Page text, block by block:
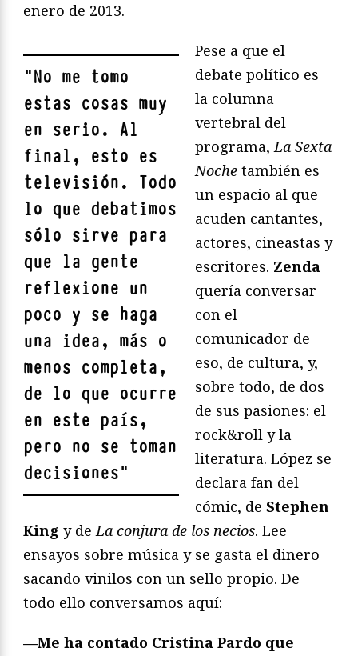
enero de 2013.
"No me tomo
estas cosas muy
en serio. Al
final, esto es
televisión. Todo
lo que debatimos
sólo sirve para
que la gente
reflexione un
poco y se haga
una idea, más o
menos completa,
de lo que ocurre
en este país,
pero no se toman
decisiones"
Pese a que el
debate político es
la columna
vertebral del
programa,La Sexta
Noche también es
un espacio al que
acuden cantantes,
actores, cineastas y
escritores. Zenda
quería conversar
con el
comunicador de
eso, de cultura, y,
sobre todo, de dos
de sus pasiones: el
rock&roll y la
literatura. López se
declara fan del
cómic, de Stephen
King y deLa conjura de los necios. Lee
ensayos sobre música y se gasta el dinero
sacando vinilos con un sello propio. De
todo ello conversamos aquí:
—Me ha contado Cristina Pardo que